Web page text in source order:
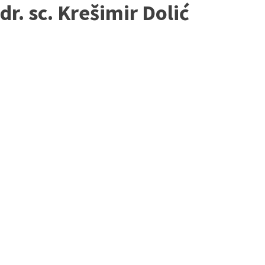
dr. sc. Krešimir Dolić